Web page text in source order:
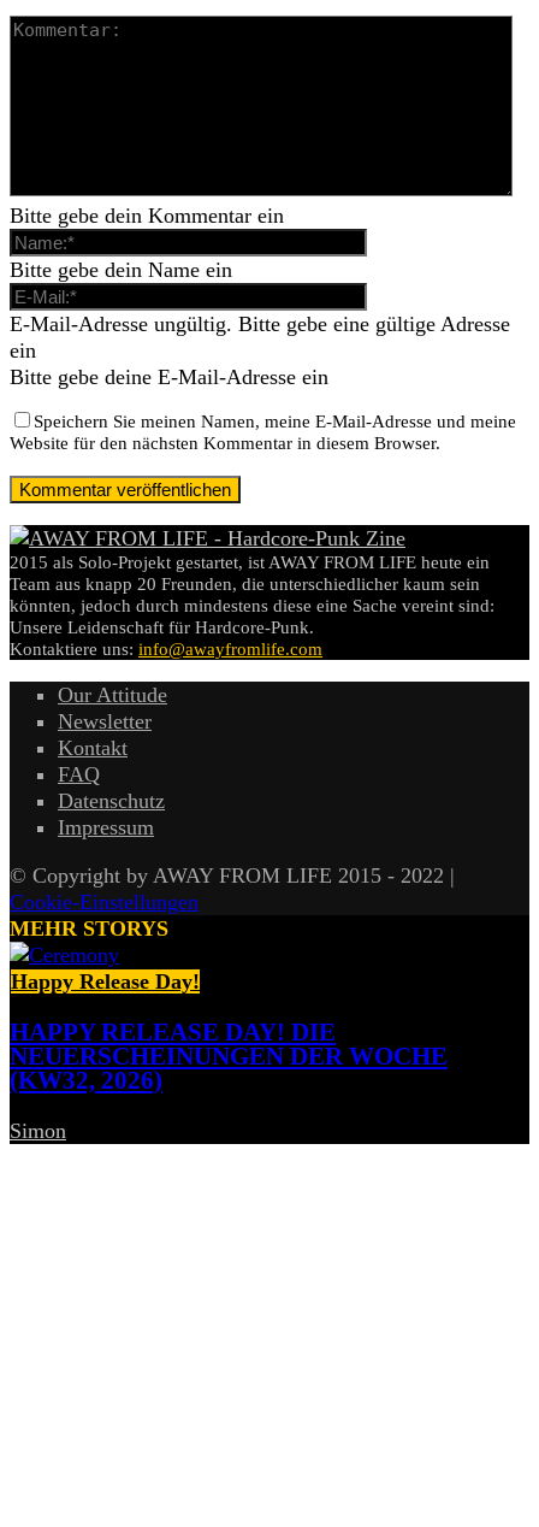
Bitte gebe dein Kommentar ein
Bitte gebe dein Name ein
E-Mail-Adresse ungültig. Bitte gebe eine gültige Adresse
ein
Bitte gebe deine E-Mail-Adresse ein
Speichern Sie meinen Namen, meine E-Mail-Adresse und meine
Website für den nächsten Kommentar in diesem Browser.
2015 als Solo-Projekt gestartet, ist AWAY FROM LIFE heute ein
Team aus knapp 20 Freunden, die unterschiedlicher kaum sein
könnten, jedoch durch mindestens diese eine Sache vereint sind:
Unsere Leidenschaft für Hardcore-Punk.
Kontaktiere uns: info@awayfromlife.com
Our Attitude
Newsletter
Kontakt
FAQ
Datenschutz
Impressum
© Copyright by AWAY FROM LIFE 2015 - 2022 |
Cookie-Einstellungen
MEHR STORYS
Happy Release Day!
HAPPY RELEASE DAY! DIE
NEUERSCHEINUNGEN DER WOCHE
(KW32, 2026)
Simon